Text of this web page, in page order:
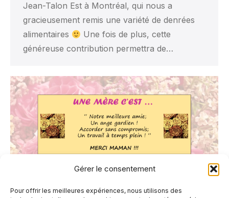
Gérer le consentement
Pour offrir les meilleures expériences, nous utilisons des
Jean-Talon Est à Montréal, qui nous a
gracieusement remis une variété de denrées
alimentaires
Une fois de plus, cette
généreuse contribution permettra de…